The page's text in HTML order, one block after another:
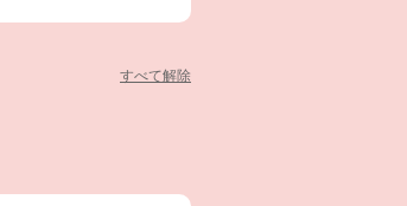
すべて解除